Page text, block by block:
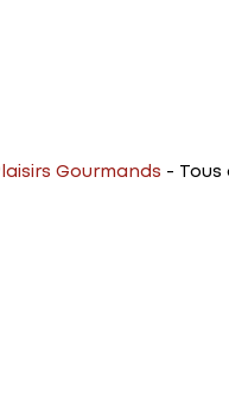
Gourmands - Tous